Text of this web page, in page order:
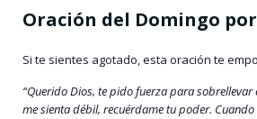
Oración del Domingo
Si te sientes agotado, esta oración te
“Querido Dios, te pido fuerza para sobrellevar
me sienta débil, recuérdame tu poder.